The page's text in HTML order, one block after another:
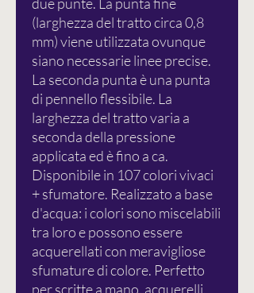
(larghezza del tratto circa 0,8
mm) viene utilizzata ovunque
siano necessarie linee precise.
La seconda punta è una punta
di pennello flessibile. La
larghezza del tratto varia a
seconda della pressione
applicata ed è fino a ca.
Disponibile in 107 colori vivaci
+ sfumatore. Realizzato a base
d'acqua: i colori sono miscelabili
tra loro e possono essere
acquerellati con meravigliose
sfumature di colore. Perfetto
per scritte a mano, acquerelli,